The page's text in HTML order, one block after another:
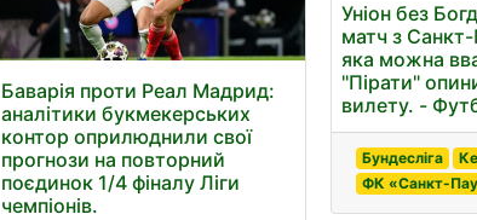
Баварія проти Реал Мадрид:
аналітики букмекерських
контор оприлюднили свої
прогнози на повторний
поєдинок 1/4 фіналу Ліги
чемпіонів.
Уніон без
матч з Санкт-
яка можна
"Пірати"
вилету. -
Бундесліга
ФК «Санкт-